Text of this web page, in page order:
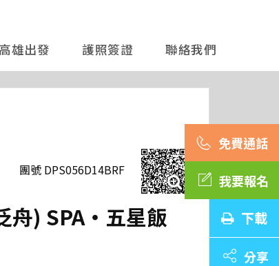
高雄出發 護照簽證 聯絡我們
我要報名
下載
分享
團號 DPS056D14BRF
舟) SPA‧五星飯